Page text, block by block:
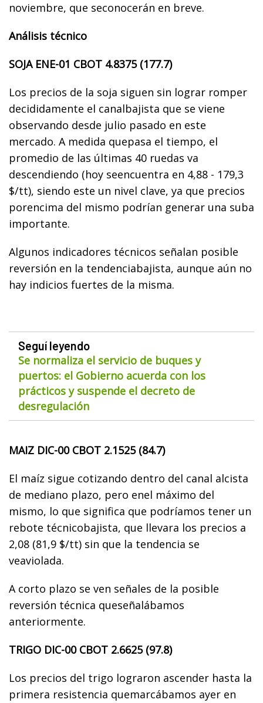
noviembre, que seconocerán en breve.
Análisis técnico
SOJA ENE-01 CBOT 4.8375 (177.7)
Los precios de la soja siguen sin lograr romper
decididamente el canalbajista que se viene
observando desde julio pasado en este
mercado. A medida quepasa el tiempo, el
promedio de las últimas 40 ruedas va
descendiendo (hoy seencuentra en 4,88 - 179,3
$/tt), siendo este un nivel clave, ya que precios
porencima del mismo podrían generar una suba
importante.
Algunos indicadores técnicos señalan posible
reversión en la tendenciabajista, aunque aún no
hay indicios fuertes de la misma.
Seguí leyendo
Se normaliza el servicio de buques y
puertos: el Gobierno acuerda con los
prácticos y suspende el decreto de
desregulación
MAIZ DIC-00 CBOT 2.1525 (84.7)
El maíz sigue cotizando dentro del canal alcista
de mediano plazo, pero enel máximo del
mismo, lo que significa que podríamos tener un
rebote técnicobajista, que llevara los precios a
2,08 (81,9 $/tt) sin que la tendencia se
veaviolada.
A corto plazo se ven señales de la posible
reversión técnica queseñalábamos
anteriormente.
TRIGO DIC-00 CBOT 2.6625 (97.8)
Los precios del trigo lograron ascender hasta la
primera resistencia quemarcábamos ayer en